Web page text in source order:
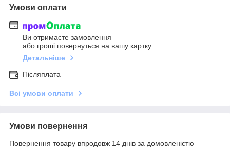
Умови оплати
Ви отримаєте замовлення
або гроші повернуться на вашу картку
Детальніше
Післяплата
Всі умови оплати
Умови повернення
Повернення товару впродовж 14 днів за домовленістю